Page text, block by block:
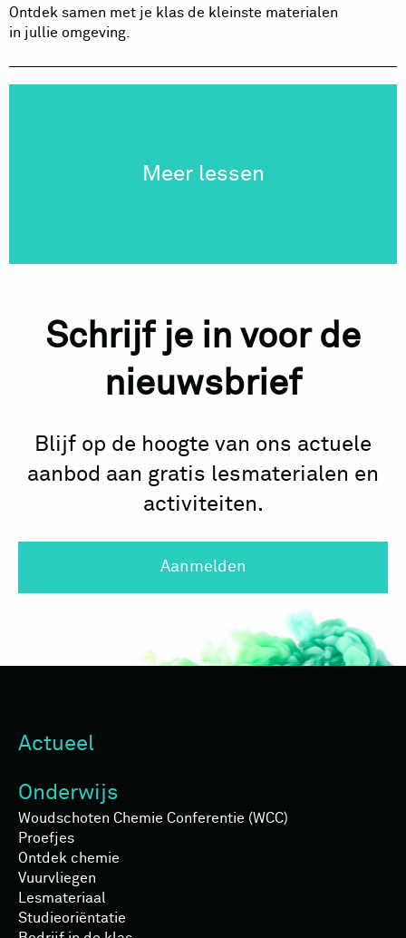
Ontdek samen met je klas de kleinste materialen
in jullie omgeving.
Meer lessen
Schrijf je in voor de
nieuwsbrief
Blijf op de hoogte van ons actuele
aanbod aan gratis lesmaterialen en
activiteiten.
Aanmelden
Actueel
Onderwijs
Woudschoten Chemie Conferentie (WCC)
Proefjes
Ontdek chemie
Vuurvliegen
Lesmateriaal
Studieoriëntatie